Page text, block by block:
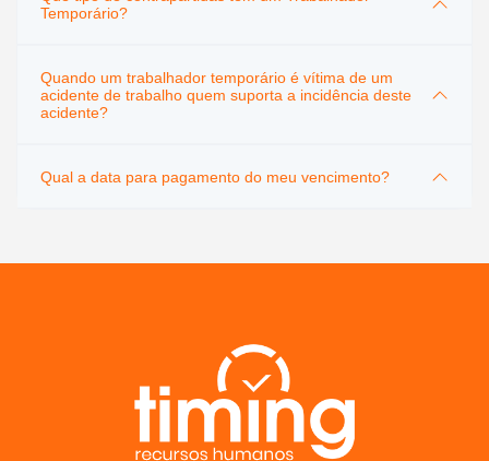
Temporário?
Quando um trabalhador temporário é vítima de um
acidente de trabalho quem suporta a incidência deste
acidente?
Qual a data para pagamento do meu vencimento?